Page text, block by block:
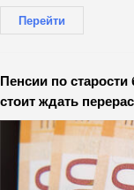
Перейти
Пенсии по
стоит ждать